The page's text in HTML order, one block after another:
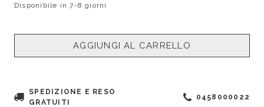
Disponibile in 7-8 giorni
AGGIUNGI AL CARRELLO
SPEDIZIONE E RESO
GRATUITI
0458000022